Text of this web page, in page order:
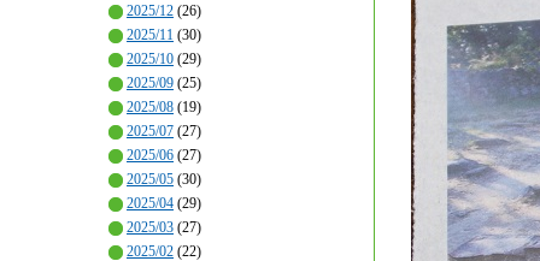
2025/12 (26)
2025/11 (30)
2025/10 (29)
2025/09 (25)
2025/08 (19)
2025/07 (27)
2025/06 (27)
2025/05 (30)
2025/04 (29)
2025/03 (27)
2025/02 (22)